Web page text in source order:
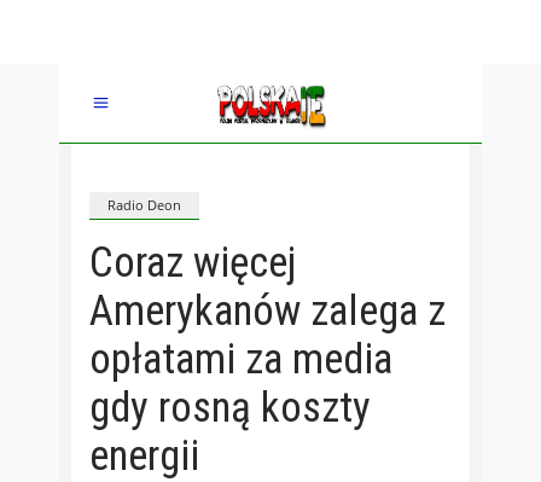
Radio Deon
Coraz więcej
Amerykanów zalega z
opłatami za media
gdy rosną koszty
energii